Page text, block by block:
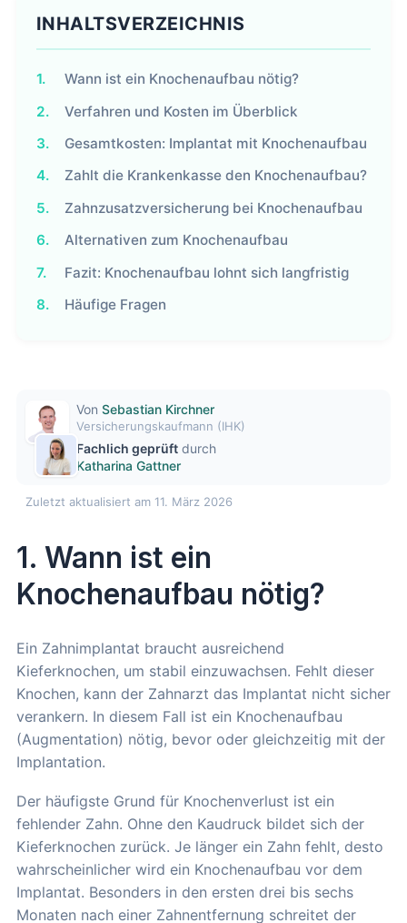
INHALTSVERZEICHNIS
1.
Wann ist ein Knochenaufbau nötig?
2.
Verfahren und Kosten im Überblick
3.
Gesamtkosten: Implantat mit Knochenaufbau
4.
Zahlt die Krankenkasse den Knochenaufbau?
5.
Zahnzusatzversicherung bei Knochenaufbau
6.
Alternativen zum Knochenaufbau
7.
Fazit: Knochenaufbau lohnt sich langfristig
8.
Häufige Fragen
Von Sebastian Kirchner
Versicherungskaufmann (IHK)
Fachlich geprüft durch
Katharina Gattner
Zuletzt aktualisiert am 11. März 2026
1. Wann ist ein
Knochenaufbau nötig?
Ein Zahnimplantat braucht ausreichend
Kieferknochen, um stabil einzuwachsen. Fehlt dieser
Knochen, kann der Zahnarzt das Implantat nicht sicher
verankern. In diesem Fall ist ein Knochenaufbau
(Augmentation) nötig, bevor oder gleichzeitig mit der
Implantation.
Der häufigste Grund für Knochenverlust ist ein
fehlender Zahn. Ohne den Kaudruck bildet sich der
Kieferknochen zurück. Je länger ein Zahn fehlt, desto
wahrscheinlicher wird ein Knochenaufbau vor dem
Implantat. Besonders in den ersten drei bis sechs
Monaten nach einer Zahnentfernung schreitet der